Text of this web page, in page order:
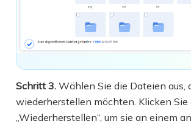
Schritt 3. Wählen Sie die Dateien aus,
wiederherstellen möchten. Klicken Sie
„Wiederherstellen“, um sie an einem